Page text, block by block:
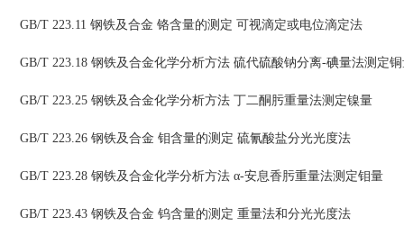
GB/T 223.11 钢铁及合金 铬含量的测定 可视滴定或电位滴定法
GB/T 223.18 钢铁及合金化学分析方法 硫代硫酸钠分离-碘量法测定
GB/T 223.25 钢铁及合金化学分析方法 丁二酮肟重量法测定镍量
GB/T 223.26 钢铁及合金 钼含量的测定 硫氰酸盐分光光度法
GB/T 223.28 钢铁及合金化学分析方法 α-安息香肟重量法测定钼量
GB/T 223.43 钢铁及合金 钨含量的测定 重量法和分光光度法